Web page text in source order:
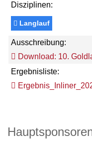
Disziplinen:
Langlauf
Ausschreibung:
Download: 10.
Ergebnisliste: